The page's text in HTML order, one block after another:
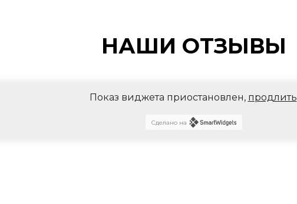
НАШИ ОТЗЫВЫ
Показ виджета приостановлен, продлить
Сделано на